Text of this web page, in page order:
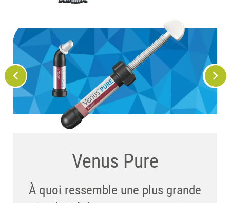
Venus Pure
À quoi ressemble une plus grande
Venus Art ...
... offre la polyvalence nécessaire
Nous savons que vous
l'adorerez - voici vous